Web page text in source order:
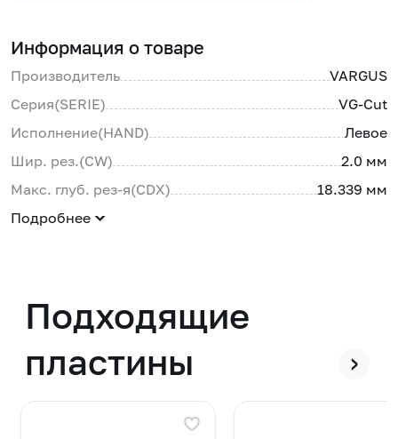
Информация о товаре
Производитель
VARGUS
Серия(SERIE)
VG-Cut
Исполнение(HAND)
Левое
Шир. рез.(CW)
2.0 мм
Макс. глуб. рез-я(CDX)
18.339 мм
Подробнее
Подходящие
пластины
›